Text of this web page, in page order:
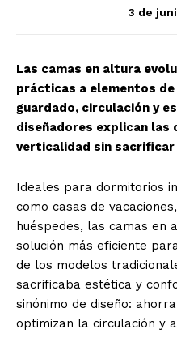
3 de
Las camas en altura
prácticas a elementos
guardado, circulación y
diseñadores explican las
verticalidad sin
Ideales para dormitorios
como casas de
huéspedes, las camas en
solución más eficiente
de los modelos
sacrificaba estética y
sinónimo de diseño:
optimizan la circulación y